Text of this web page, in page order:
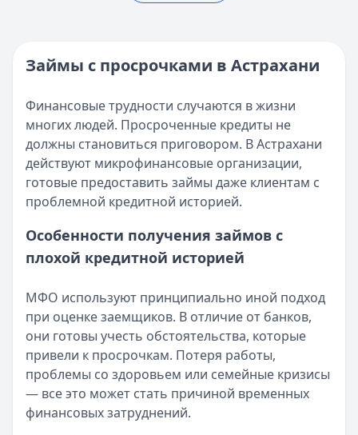
Реестр МФО ЦБ РФ - проверка МФО на официальном
Категория:МФО и микрозаймы
Все статьи
Возврат переплаты в «Займере»: актуальная
Опубликовано:5 декабря 2025 г.
Категория:МФО
Читать новость
Срочный микрозайм 15 000 ₽ на карту: свежая
Кратко:Нужны 15 000 рублей на карту прямо сегодня?
Опубликовано:5 декабря 2025 г.
Читать новость
Рекордный рост доли клиентов МФО с iPhone: что
Опубликовано:5 декабря 2025 г.
Категория:МФО
Читать новость
57 сервисов микрозаймов через Госуслуги: где
Кратко:Авторизация через Госуслуги ускоряет
Опубликовано:23 ноября 2025 г.
Категория:МФО
Займы с просрочками в Астрахани
Финансовые трудности случаются в жизни
многих людей. Просроченные кредиты не
должны становиться приговором. В Астрахани
действуют микрофинансовые организации,
готовые предоставить займы даже клиентам с
проблемной кредитной историей.
Особенности получения займов с
плохой кредитной историей
МФО используют принципиально иной подход
при оценке заемщиков. В отличие от банков,
они готовы учесть обстоятельства, которые
привели к просрочкам. Потеря работы,
проблемы со здоровьем или семейные кризисы
— все это может стать причиной временных
финансовых затруднений.